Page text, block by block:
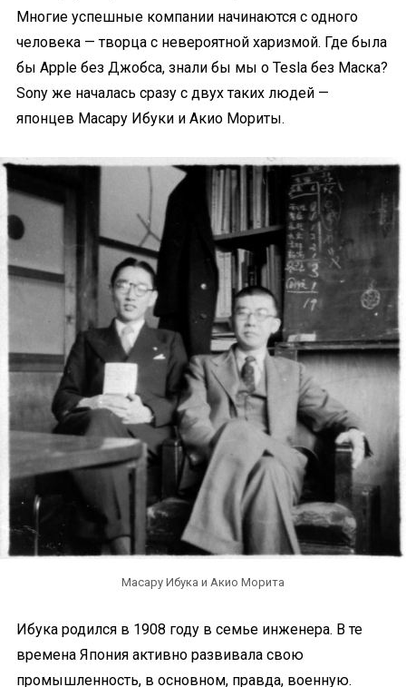
Многие успешные компании начинаются с одного
человека — творца с невероятной харизмой. Где была
бы Apple без Джобса, знали бы мы о Tesla без Маска?
Sony же началась сразу с двух таких людей —
японцев Масару Ибуки и Акио Мориты.
Масару Ибука и Акио Морита
Ибука родился в 1908 году в семье инженера. В те
времена Япония активно развивала свою
промышленность, в основном, правда, военную.